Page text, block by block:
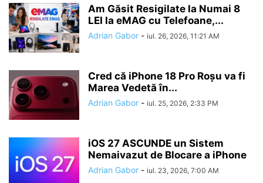
Am Găsit Resigilate la Numai 8
LEI la eMAG cu Telefoane,...
Adrian Gabor - iul. 26, 2026, 11:21 AM
Cred că iPhone 18 Pro Roșu va fi
Marea Vedetă în...
Adrian Gabor - iul. 25, 2026, 2:33 PM
iOS 27 ASCUNDE un Sistem
Nemaivazut de Blocare a iPhone
Adrian Gabor - iul. 23, 2026, 7:00 AM